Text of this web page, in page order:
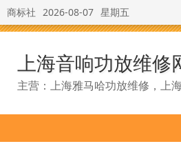
商标社 2026-08-07 星期五
上海音响功放维修
主营：上海雅马哈功放维修，上